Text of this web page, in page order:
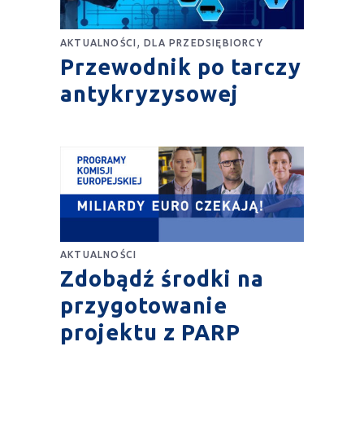
AKTUALNOŚCI ,DLA PRZEDSIĘBIORCY
Przewodnik po tarczy
antykryzysowej
AKTUALNOŚCI
Zdobądź środki na
przygotowanie
projektu z PARP